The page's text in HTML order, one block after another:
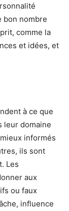
bon nombre
comme la
et idées, et
à ce que
leur domaine
informés
ils sont
Les
aux
ou faux
influence